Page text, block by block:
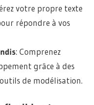
votre propre texte
répondre à vos
: Comprenez
grâce à des
de modélisation.